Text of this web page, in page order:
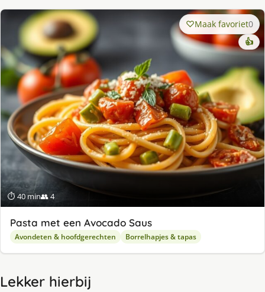
⏱ 40 min👥 4
Maak favoriet0
👍
Pasta met een Avocado Saus
Avondeten & hoofdgerechten Borrelhapjes & tapas
Lekker hierbij